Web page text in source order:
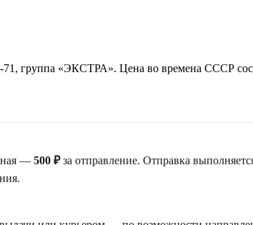
группа «ЭКСТРА». Цена во времена СССР
— 500 ₽за отправление. Отправка